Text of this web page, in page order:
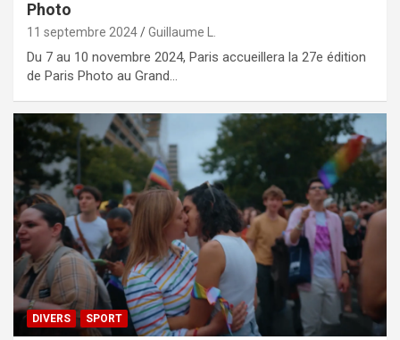
Photo
11 septembre 2024 Guillaume L.
Du 7 au 10 novembre 2024, Paris accueillera la 27e édition
de Paris Photo au Grand…
DIVERS SPORT